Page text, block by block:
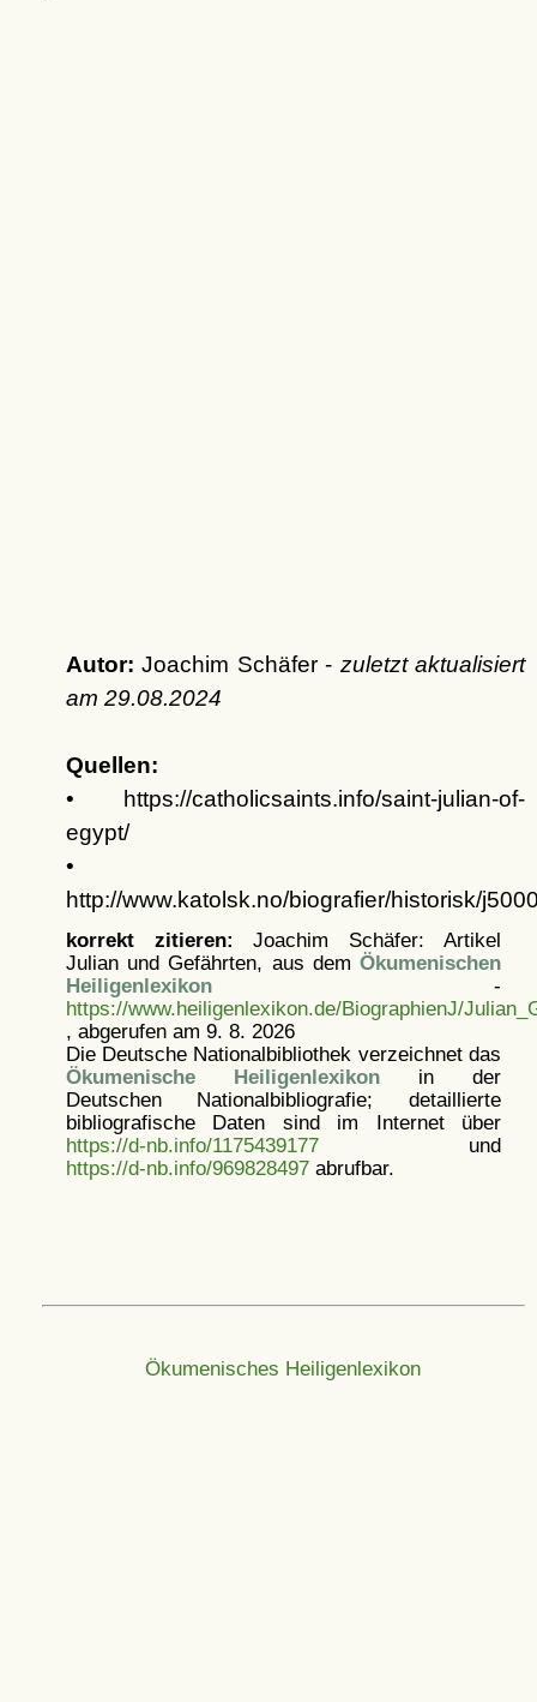
Autor: Joachim Schäfer - zuletzt aktualisiert
am 29.08.2024
Quellen:
• https://catholicsaints.info/saint-julian-of-
egypt/
•
http://www.katolsk.no/biografier/historisk/
korrekt zitieren: Joachim Schäfer: Artikel
Julian und Gefährten, aus dem Ökumenischen
Heiligenlexikon-
https://www.heiligenlexikon.de/BiographienJ/
, abgerufen am 9. 8. 2026
Die Deutsche Nationalbibliothek verzeichnet das
Ökumenische Heiligenlexikonin der
Deutschen Nationalbibliografie; detaillierte
bibliografische Daten sind im Internet über
https://d-nb.info/1175439177und
https://d-nb.info/969828497abrufbar.
Ökumenisches Heiligenlexikon